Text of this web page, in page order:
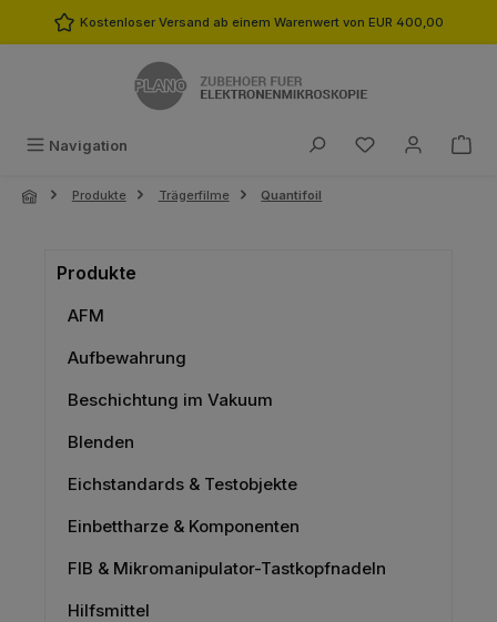
Zum Hauptinhalt springen
Kostenloser Versand ab einem Warenwert von EUR 400,00
Navigation Du hast 0
Produkte Trägerfilme Quantifoil
Produkte
AFM
Aufbewahrung
Beschichtung im Vakuum
Blenden
Eichstandards & Testobjekte
Einbettharze & Komponenten
FIB & Mikromanipulator-Tastkopfnadeln
Hilfsmittel